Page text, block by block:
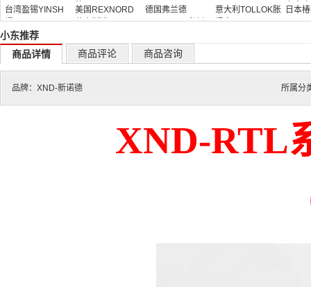
德
器
向离
台湾盈锡YINSH
螺母
美国REXNORD
莱克斯诺
德国弗兰德
FLENDER减速机
意大利TOLLOK胀
紧套
日本
小东推荐
商品详情
商品评论 商品咨询
品牌： XND-新诺德 所属分
XND-RTL